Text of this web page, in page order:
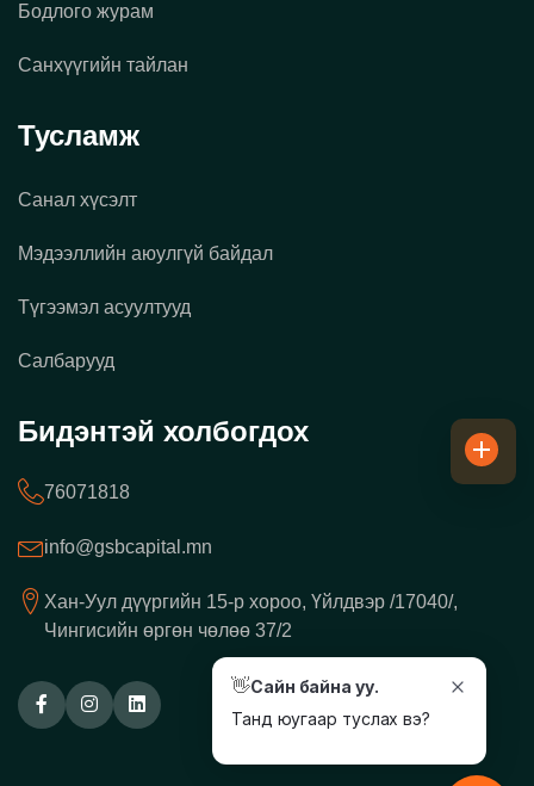
Бодлого журам
Санхүүгийн тайлан
Тусламж
Санал хүсэлт
Мэдээллийн аюулгүй байдал
Түгээмэл асуултууд
Салбарууд
Бидэнтэй холбогдох
76071818
info@gsbcapital.mn
Хан-Уул дүүргийн 15-р хороо, Үйлдвэр /17040/,
Чингисийн өргөн чөлөө 37/2
👋Сайн байна уу.
Танд юугаар туслах вэ?